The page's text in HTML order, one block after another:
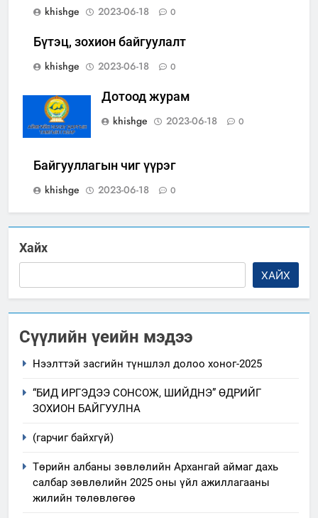
khishge
2023-06-18 0
Бүтэц, зохион байгуулалт
khishge
2023-06-18 0
Дотоод журам
khishge
2023-06-18 0
Байгууллагын чиг үүрэг
khishge
2023-06-18 0
Хайх
ХАЙХ
Сүүлийн үеийн мэдээ
Нээлттэй засгийн түншлэл долоо хоног-2025
“БИД ИРГЭДЭЭ СОНСОЖ, ШИЙДНЭ” ӨДРИЙГ
ЗОХИОН БАЙГУУЛНА
(гарчиг байхгүй)
Төрийн албаны зөвлөлийн Архангай аймаг дахь
салбар зөвлөлийн 2025 оны үйл ажиллагааны
жилийн төлөвлөгөө